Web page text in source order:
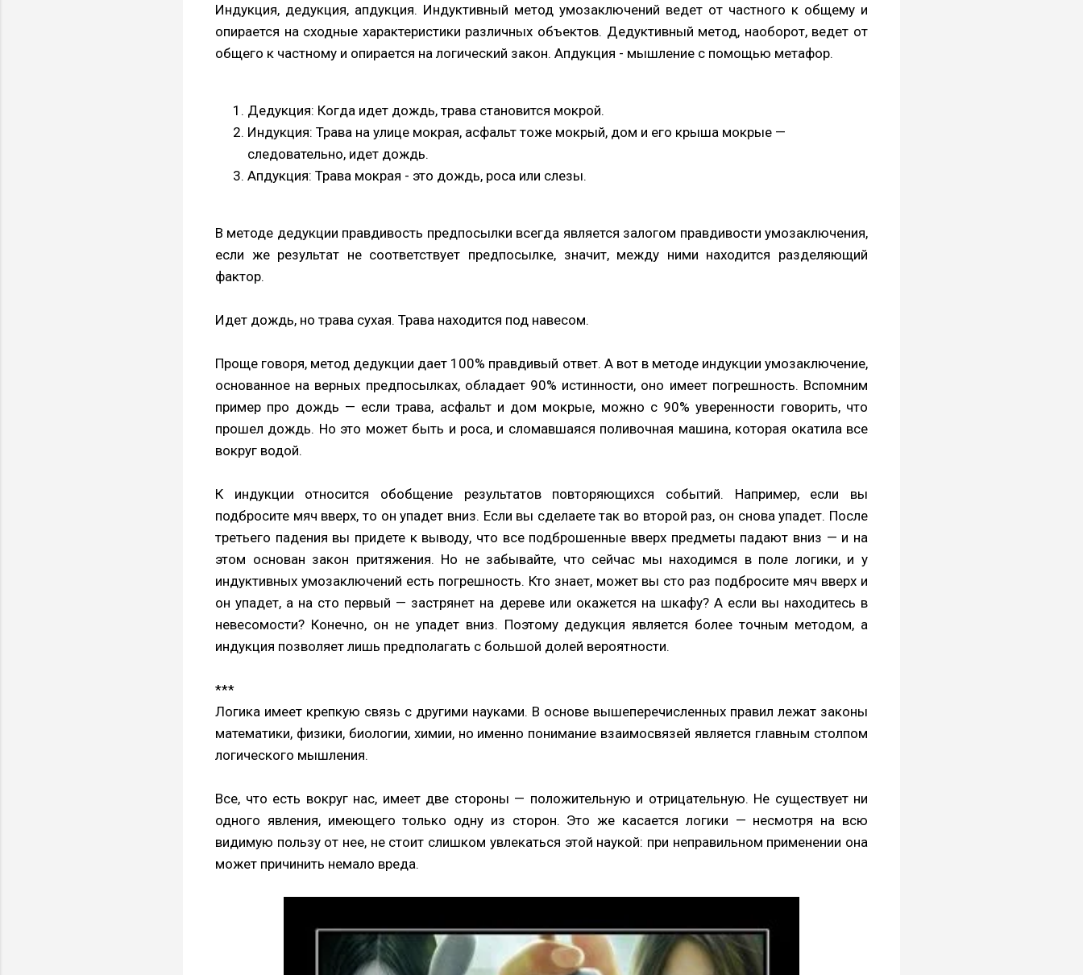
Индукция, дедукция, апдукция. Индуктивный метод умозаключений ведет от частного к общему и
опирается на сходные характеристики различных объектов. Дедуктивный метод, наоборот, ведет от
общего к частному и опирается на логический закон. Апдукция - мышление с помощью метафор.
Дедукция: Когда идет дождь, трава становится мокрой.
Индукция: Трава на улице мокрая, асфальт тоже мокрый, дом и его крыша мокрые —
следовательно, идет дождь.
Апдукция: Трава мокрая - это дождь, роса или слезы.
В методе дедукции правдивость предпосылки всегда является залогом правдивости умозаключения,
если же результат не соответствует предпосылке, значит, между ними находится разделяющий
фактор.
Идет дождь, но трава сухая. Трава находится под навесом.
Проще говоря, метод дедукции дает 100% правдивый ответ. А вот в методе индукции умозаключение,
основанное на верных предпосылках, обладает 90% истинности, оно имеет погрешность. Вспомним
пример про дождь — если трава, асфальт и дом мокрые, можно с 90% уверенности говорить, что
прошел дождь. Но это может быть и роса, и сломавшаяся поливочная машина, которая окатила все
вокруг водой.
К индукции относится обобщение результатов повторяющихся событий. Например, если вы
подбросите мяч вверх, то он упадет вниз. Если вы сделаете так во второй раз, он снова упадет. После
третьего падения вы придете к выводу, что все подброшенные вверх предметы падают вниз — и на
этом основан закон притяжения. Но не забывайте, что сейчас мы находимся в поле логики, и у
индуктивных умозаключений есть погрешность. Кто знает, может вы сто раз подбросите мяч вверх и
он упадет, а на сто первый — застрянет на дереве или окажется на шкафу? А если вы находитесь в
невесомости? Конечно, он не упадет вниз. Поэтому дедукция является более точным методом, а
индукция позволяет лишь предполагать с большой долей вероятности.
***
Логика имеет крепкую связь с другими науками. В основе вышеперечисленных правил лежат законы
математики, физики, биологии, химии, но именно понимание взаимосвязей является главным столпом
логического мышления.
Все, что есть вокруг нас, имеет две стороны — положительную и отрицательную. Не существует ни
одного явления, имеющего только одну из сторон. Это же касается логики — несмотря на всю
видимую пользу от нее, не стоит слишком увлекаться этой наукой: при неправильном применении она
может причинить немало вреда.